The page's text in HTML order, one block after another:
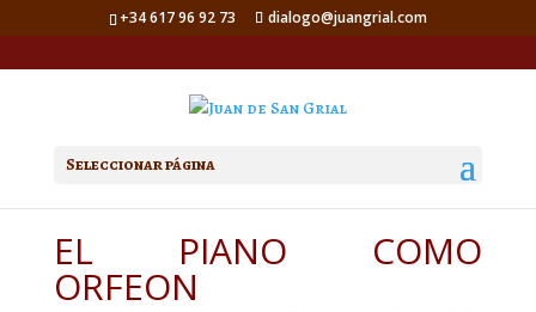
+34 617 96 92 73 dialogo@juangrial.com
Seleccionar página
EL PIANO COMO
ORFEON